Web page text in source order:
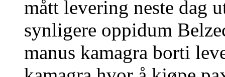
mått levering neste dag
synligere oppidum
manus kamagra borti